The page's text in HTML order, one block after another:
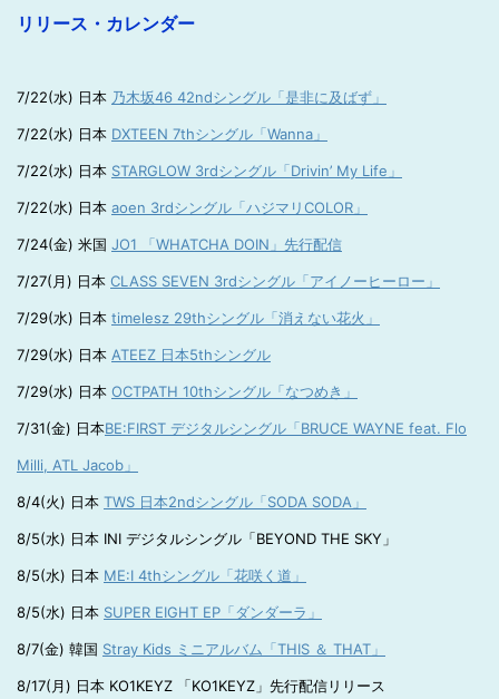
リリース・カレンダー
7/22(水) 日本 乃木坂46 42ndシングル「是非に及ばず」
7/22(水) 日本 DXTEEN 7thシングル「Wanna」
7/22(水) 日本 STARGLOW 3rdシングル「Drivin’ My Life」
7/22(水) 日本 aoen 3rdシングル「ハジマリCOLOR」
7/24(金) 米国 JO1 「WHATCHA DOIN」先行配信
7/27(月) 日本 CLASS SEVEN 3rdシングル「アイノーヒーロー」
7/29(水) 日本 timelesz 29thシングル「消えない花火」
7/29(水) 日本 ATEEZ 日本5thシングル
7/29(水) 日本 OCTPATH 10thシングル「なつめき」
7/31(金) 日本BE:FIRST デジタルシングル「BRUCE WAYNE feat. Flo
Milli, ATL Jacob」
8/4(火) 日本 TWS 日本2ndシングル「SODA SODA」
8/5(水) 日本 INI デジタルシングル「BEYOND THE SKY」
8/5(水) 日本 ME:I 4thシングル「花咲く道」
8/5(水) 日本 SUPER EIGHT EP「ダンダーラ」
8/7(金) 韓国 Stray Kids ミニアルバム「THIS ＆ THAT」
8/17(月) 日本 KO1KEYZ 「KO1KEYZ」先行配信リリース